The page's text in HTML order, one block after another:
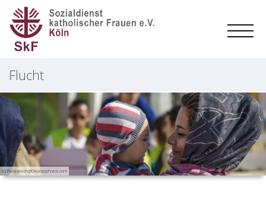
Flucht
(c) Panasevich@Depositphotos.com